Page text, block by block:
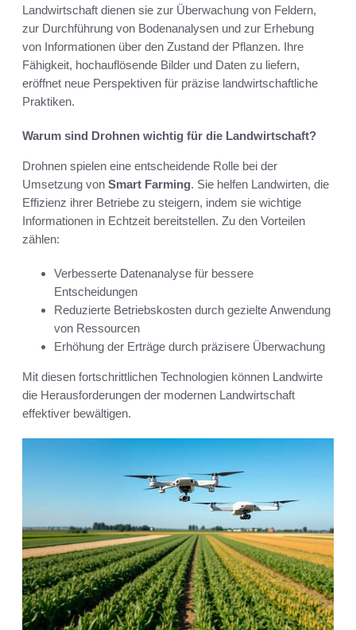
Landwirtschaft dienen sie zur Überwachung von Feldern,
zur Durchführung von Bodenanalysen und zur Erhebung
von Informationen über den Zustand der Pflanzen. Ihre
Fähigkeit, hochauflösende Bilder und Daten zu liefern,
eröffnet neue Perspektiven für präzise landwirtschaftliche
Praktiken.
Warum sind Drohnen wichtig für die Landwirtschaft?
Drohnen spielen eine entscheidende Rolle bei der
Umsetzung von Smart Farming. Sie helfen Landwirten, die
Effizienz ihrer Betriebe zu steigern, indem sie wichtige
Informationen in Echtzeit bereitstellen. Zu den Vorteilen
zählen:
Verbesserte Datenanalyse für bessere
Entscheidungen
Reduzierte Betriebskosten durch gezielte Anwendung
von Ressourcen
Erhöhung der Erträge durch präzisere Überwachung
Mit diesen fortschrittlichen Technologien können Landwirte
die Herausforderungen der modernen Landwirtschaft
effektiver bewältigen.